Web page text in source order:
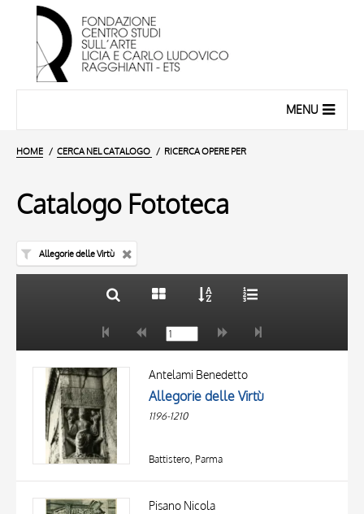
MENU
HOME CERCA NEL CATALOGO RICERCA OPERE PER
Catalogo Fototeca
Allegorie delle Virtù
AUTORE
LOCALIZZAZIONE
20 RISULTATI
Antelami Benedetto
Allegorie delle Virtù
1196-1210
Battistero, Parma
Pisano Nicola
TITOLO